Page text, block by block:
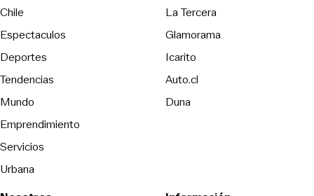
Chile
Espectaculos
Deportes
Tendencias
Mundo
Emprendimiento
Servicios
Urbana
La TerceraOpens in new
Glamorama
Icarito
Auto.cl
DunaOpens in new window